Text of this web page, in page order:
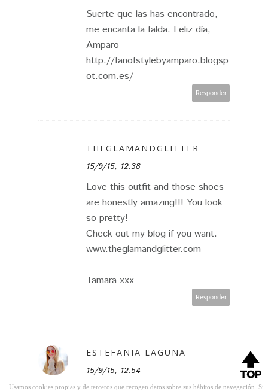
Suerte que las has encontrado,
me encanta la falda. Feliz día,
Amparo
http://fanofstylebyamparo.blogsp
ot.com.es/
Responder
THEGLAMANDGLITTER
15/9/15, 12:38
Love this outfit and those shoes
are honestly amazing!!! You look
so pretty!
Check out my blog if you want:
www.theglamandglitter.com
Tamara xxx
Responder
ESTEFANIA LAGUNA
15/9/15, 12:54
Usamos cookies propias y de terceros que recogen datos sobre sus hábitos de navegación. Si